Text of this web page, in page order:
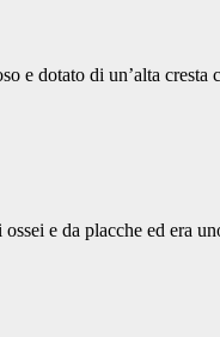
e dotato di un’alta cresta
e da placche ed era